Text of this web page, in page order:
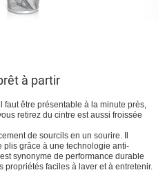
à partir
faut être présentable à la minute près,
retirez du cintre est aussi froissée
de sourcils en un sourire. Il
plis grâce à une technologie anti-
synonyme de performance durable
propriétés faciles à laver et à entretenir.